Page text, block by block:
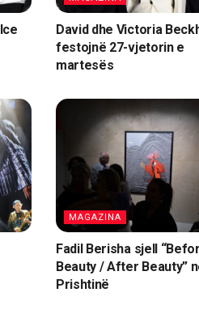
David dhe Victoria
festojnë 27-vjetorin e
martesës
MAGAZINA
Fadil Berisha sjell
Beauty / After Beauty”
Prishtinë